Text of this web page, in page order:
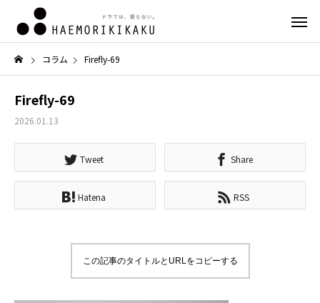
コラム Firefly-69
Firefly-69
2026.01.13
Tweet Share
Hatena RSS
この記事のタイトルとURLをコピーする